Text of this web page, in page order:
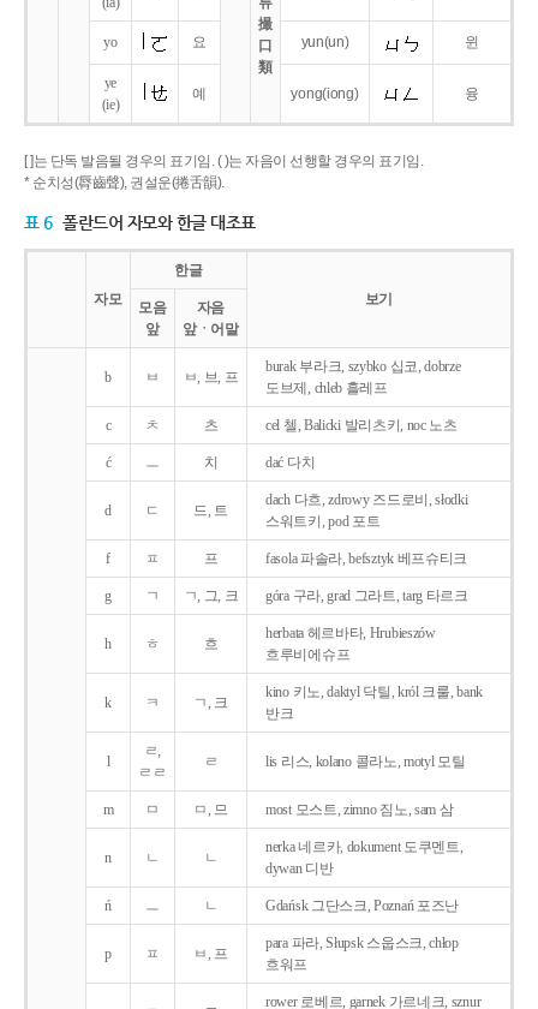
撮
口
類
yo 요 yun(un) 윈
ye
(ie)
예 yong(iong) 융
[ ]는 단독 발음될 경우의 표기임. ( )는 자음이 선행할 경우의 표기임.
* 순치성(脣齒聲), 권설운(捲舌韻).
표 6 폴란드어 자모와 한글 대조표
자모
한글
보기
모음
앞
자음
앞ㆍ어말
b ㅂ ㅂ, 브, 프
burak 부라크, szybko 십코, dobrze
도브제, chleb 흘레프
c ㅊ 츠 cel 첼, Balicki 발리츠키, noc 노츠
ć ㅡ 치 dać 다치
d ㄷ 드, 트
dach 다흐, zdrowy 즈드로비, słodki
스워트키, pod 포트
f ㅍ 프 fasola 파솔라, befsztyk 베프슈티크
g ㄱ ㄱ, 그, 크 góra 구라, grad 그라트, targ 타르크
h ㅎ 흐
herbata 헤르바타, Hrubieszów
흐루비에슈프
k ㅋ ㄱ, 크
kino 키노, daktyl 닥틸, król 크룰, bank
반크
l
ㄹ,
ㄹㄹ
ㄹ lis 리스, kolano 콜라노, motyl 모틸
m ㅁ ㅁ, 므 most 모스트, zimno 짐노, sam 삼
n ㄴ ㄴ
nerka 네르카, dokument 도쿠멘트,
dywan 디반
ń ㅡ ㄴ Gdańsk 그단스크, Poznań 포즈난
p ㅍ ㅂ, 프
para 파라, Słupsk 스웁스크, chłop
흐워프
rower 로베르, garnek 가르네크, sznur